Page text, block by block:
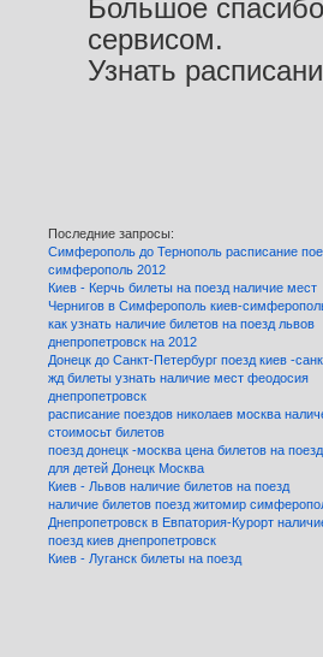
Большое
сервисом.
Узнать
Последние запросы:
Симферополь до Тернополь расписание
симферополь 2012
Киев - Керчь билеты на поезд наличие мест
Чернигов в Симферополь киев-
как узнать наличие билетов на поезд львов
днепропетровск на 2012
Донецк до Санкт-Петербург поезд киев -
жд билеты узнать наличие мест феодосия
днепропетровск
расписание поездов николаев москва
стоимосьт билетов
поезд донецк -москва цена билетов на
для детей Донецк Москва
Киев - Львов наличие билетов на поезд
наличие билетов поезд житомир
Днепропетровск в Евпатория-Курорт
поезд киев днепропетровск
Киев - Луганск билеты на поезд